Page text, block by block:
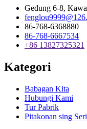
Gedung 6-8,
86-768-6368880
86-768-6667534
+86 13827325321
Kategori
Babagan Kita
Hubungi Kami
Tur Pabrik
Pitakonan sing